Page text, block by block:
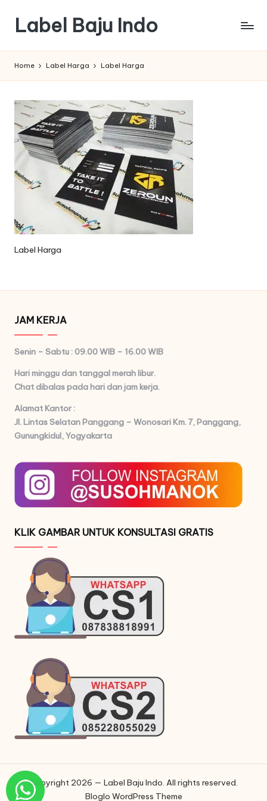
content
Label Baju Indo
Home Label Harga Label Harga
Label Harga
JAM KERJA
Senin – Sabtu : 09.00 WIB – 16.00 WIB
Hari minggu dan tanggal merah libur.
Chat dibalas pada hari dan jam kerja.
Alamat Kantor :
Jl. Lintas Selatan Panggang – Wonosari Km. 7, Panggang,
Gunungkidul, Yogyakarta
KLIK GAMBAR UNTUK KONSULTASI GRATIS
Copyright 2026 — Label Baju Indo. All rights reserved.
Bloglo WordPress Theme
Phone
Phone
WhatsApp
Instagram